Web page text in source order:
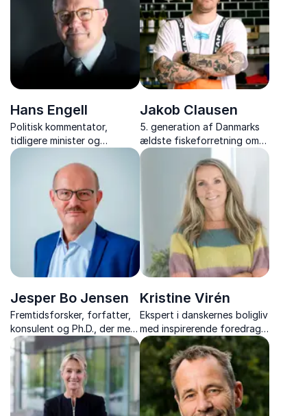
bæredygtigt og tage
ansvar for fremtiden.
Hans Engell
Politisk kommentator,
tidligere minister og
chefredaktør – skarp,
humoristisk og fuld af
Jakob Clausen
5. generation af Danmarks
ældste fiskeforretning om
ansvarlig, bæredygtig
fiskehandel - og om at
respektere, forstå og
tilberede flere danske fisk
og skaldyr.
Jesper Bo Jensen
Fremtidsforsker, forfatter,
konsulent og Ph.D., der med
indsigt og humor giver jer et
klart blik på, hvad der
venter i morgendagens
samfund.
Kristine Virén
Ekspert i danskernes boligliv
med inspirerende foredrag
om vores hjem, boligdrømme
og fremtidens måder at bo
på.